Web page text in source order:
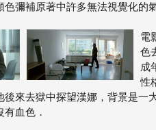
彌補原著中許多無法視覺化的
電
色
成
性
來去獄中探望漢娜，背景是一
血色．